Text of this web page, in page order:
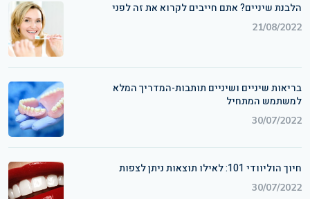
הלבנת שיניים? אתם חייבים לקרוא את זה לפני
21/08/2022
בריאות שיניים ושיניים תותבות-המדריך המלא
למשתמש המתחיל
30/07/2022
חיוך הוליוודי 101: לאילו תוצאות ניתן לצפות
30/07/2022